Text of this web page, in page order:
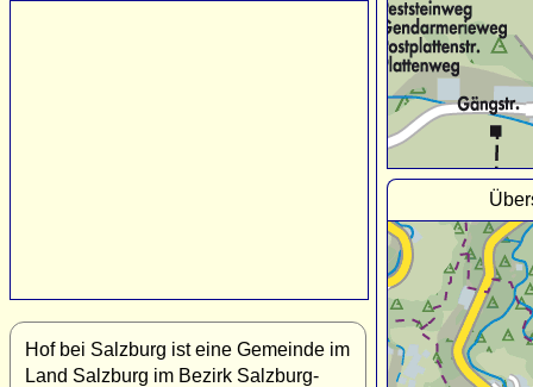
Hof bei Salzburg ist eine Gemeinde im
Land Salzburg im Bezirk Salzburg-